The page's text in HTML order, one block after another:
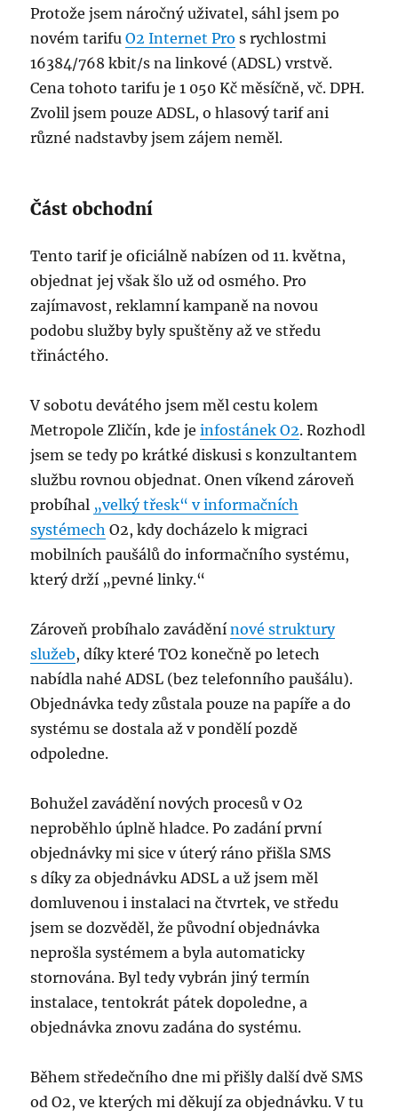
Protože jsem náročný uživatel, sáhl jsem po
novém tarifuO2 Internet Pro s rychlostmi
16384/768 kbit/s na linkové (ADSL) vrstvě.
Cena tohoto tarifu je 1 050 Kč měsíčně, vč. DPH.
Zvolil jsem pouze ADSL, o hlasový tarif ani
různé nadstavby jsem zájem neměl.
Část obchodní
Tento tarif je oficiálně nabízen od 11. května,
objednat jej však šlo už od osmého. Pro
zajímavost, reklamní kampaně na novou
podobu služby byly spuštěny až ve středu
třináctého.
V sobotu devátého jsem měl cestu kolem
Metropole Zličín, kde jeinfostánek O2. Rozhodl
jsem se tedy po krátké diskusi s konzultantem
službu rovnou objednat. Onen víkend zároveň
probíhal „velký třesk“ v informačních
systémech O2, kdy docházelo k migraci
mobilních paušálů do informačního systému,
který drží „pevné linky.“
Zároveň probíhalo zaváděnínové struktury
služeb, díky které TO2 konečně po letech
nabídla nahé ADSL (bez telefonního paušálu).
Objednávka tedy zůstala pouze na papíře a do
systému se dostala až v pondělí pozdě
odpoledne.
Bohužel zavádění nových procesů v O2
neproběhlo úplně hladce. Po zadání první
objednávky mi sice v úterý ráno přišla SMS
s díky za objednávku ADSL a už jsem měl
domluvenou i instalaci na čtvrtek, ve středu
jsem se dozvěděl, že původní objednávka
neprošla systémem a byla automaticky
stornována. Byl tedy vybrán jiný termín
instalace, tentokrát pátek dopoledne, a
objednávka znovu zadána do systému.
Během středečního dne mi přišly další dvě SMS
od O2, ve kterých mi děkují za objednávku. V tu